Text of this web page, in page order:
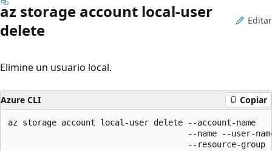
az storage account local-user
delete
Editar
Elimine un usuario local.
Azure CLI Copiar
az storage account local-user delete --account-name
--name --user-
                                     --resource-group